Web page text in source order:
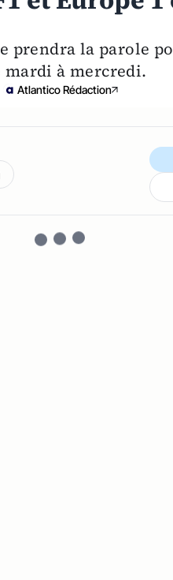
prendra la parole
à mercredi.
Atlantico Rédaction